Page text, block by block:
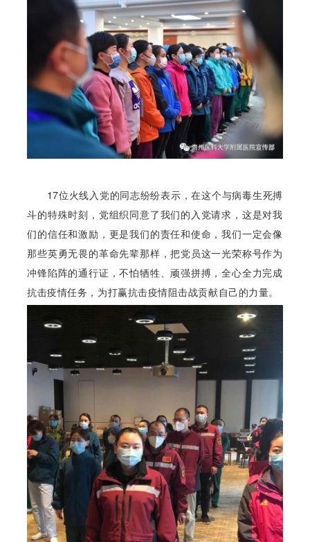
17位火线入党的同志纷纷表示，在这个与病毒生死搏
斗的特殊时刻，党组织同意了我们的入党请求，这是对我
们的信任和激励，更是我们的责任和使命，我们一定会像
那些英勇无畏的革命先辈那样，把党员这一光荣称号作为
冲锋陷阵的通行证，不怕牺牲、顽强拼搏，全心全力完成
抗击疫情任务，为打赢抗击疫情阻击战贡献自己的力量。